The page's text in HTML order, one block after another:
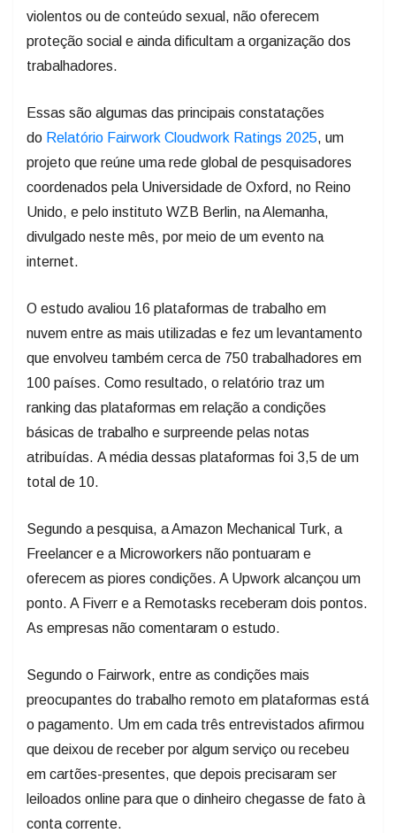
violentos ou de conteúdo sexual, não oferecem
proteção social e ainda dificultam a organização dos
trabalhadores.
Essas são algumas das principais constatações
do Relatório Fairwork Cloudwork Ratings 2025, um
projeto que reúne uma rede global de pesquisadores
coordenados pela Universidade de Oxford, no Reino
Unido, e pelo instituto WZB Berlin, na Alemanha,
divulgado neste mês, por meio de um evento na
internet.
O estudo avaliou 16 plataformas de trabalho em
nuvem entre as mais utilizadas e fez um levantamento
que envolveu também cerca de 750 trabalhadores em
100 países. Como resultado, o relatório traz um
ranking das plataformas em relação a condições
básicas de trabalho e surpreende pelas notas
atribuídas. A média dessas plataformas foi 3,5 de um
total de 10.
Segundo a pesquisa, a Amazon Mechanical Turk, a
Freelancer e a Microworkers não pontuaram e
oferecem as piores condições. A Upwork alcançou um
ponto. A Fiverr e a Remotasks receberam dois pontos.
As empresas não comentaram o estudo.
Segundo o Fairwork, entre as condições mais
preocupantes do trabalho remoto em plataformas está
o pagamento. Um em cada três entrevistados afirmou
que deixou de receber por algum serviço ou recebeu
em cartões-presentes, que depois precisaram ser
leiloados online para que o dinheiro chegasse de fato à
conta corrente.